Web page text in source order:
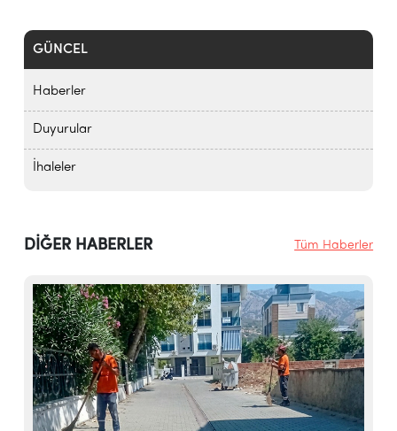
GÜNCEL
Haberler
Duyurular
İhaleler
DİĞER HABERLER Tüm Haberler